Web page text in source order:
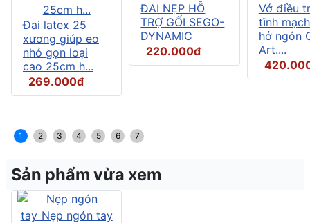
Đai latex 25
xương giúp eo
nhỏ gọn loại
cao 25cm h...
269.000đ
ĐAI NẸP HỖ
TRỢ GỐI SEGO-
DYNAMIC
220.000đ
Vớ điều
tĩnh
hở ngón
Art....
1 2 3 4 5 6 7
Sản phẩm vừa xem